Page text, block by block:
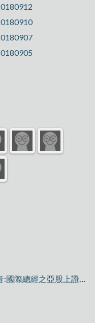
。阿布波·多空戰技研究院教學影音:國際總經之亞股上證分析